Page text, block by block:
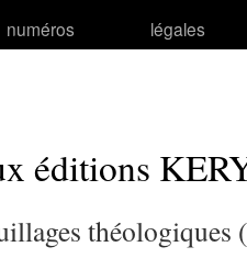
numéros
légales
éditions
théologiques